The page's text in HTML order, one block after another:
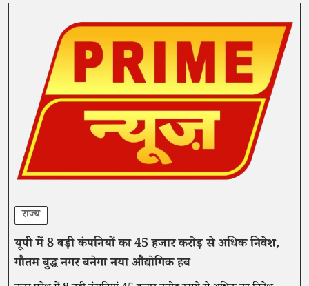
राज्य
यूपी में 8 बड़ी कंपनियों का 45 हजार करोड़ से अधिक निवेश,
गौतम बुद्ध नगर बनेगा नया औद्योगिक हब